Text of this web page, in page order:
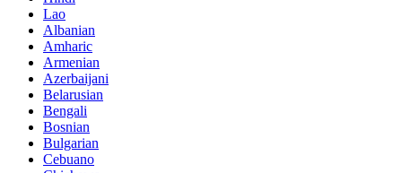
Lao
Albanian
Amharic
Armenian
Azerbaijani
Belarusian
Bengali
Bosnian
Bulgarian
Cebuano